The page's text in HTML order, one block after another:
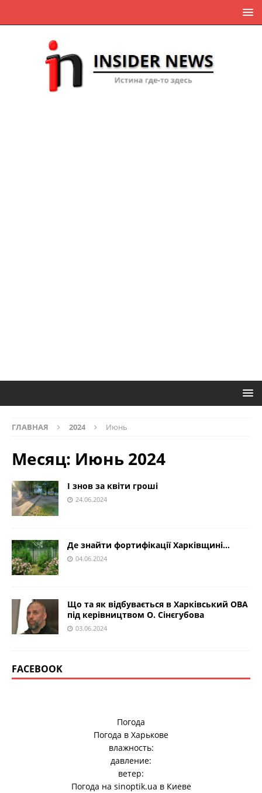
ГЛАВНАЯ 2024 Июнь
Месяц: Июнь 2024
І знов за квіти гроші
24.06.2024
Де знайти фортифікації Харківщині…
04.06.2024
Що та як відбувається в Харківський ОВА
під керівництвом О. Сінєгубова
03.06.2024
FACEBOOK
Погода
Погода в Харькове
влажность:
давление:
ветер:
Погода на sinoptik.ua в Киеве